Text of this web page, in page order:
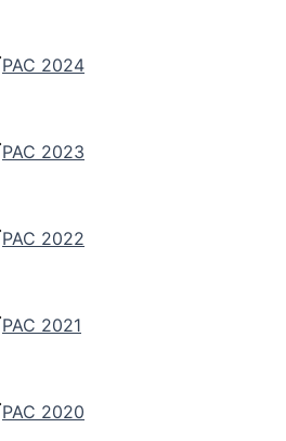
PAC 2024
PAC 2023
PAC 2022
PAC 2021
PAC 2020